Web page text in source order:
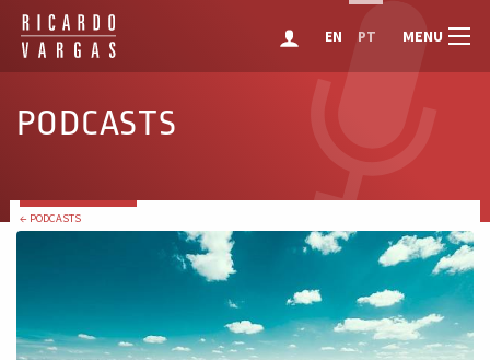
EN PT MENU
PODCASTS
← PODCASTS